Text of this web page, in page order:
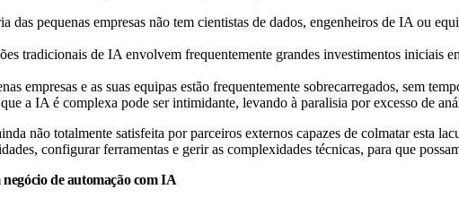
das pequenas empresas não tem cientistas de dados, engenheiros de IA ou
tradicionais de IA envolvem frequentemente grandes investimentos iniciais
empresas e as suas equipas estão frequentemente sobrecarregados, sem
a IA é complexa pode ser intimidante, levando à paralisia por excesso de
não totalmente satisfeita por parceiros externos capazes de colmatar esta
configurar ferramentas e gerir as complexidades técnicas, para que
de automação com IA